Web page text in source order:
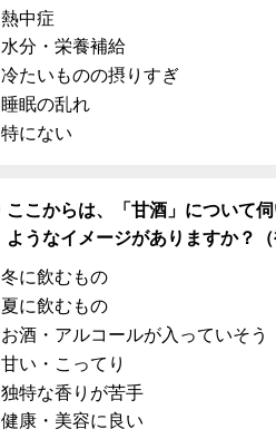
熱中症
水分・栄養補給
冷たいものの摂りすぎ
睡眠の乱れ
特にない
ここからは、「甘酒」について
ようなイメージがありますか？（
冬に飲むもの
夏に飲むもの
お酒・アルコールが入っていそう
甘い・こってり
独特な香りが苦手
健康・美容に良い